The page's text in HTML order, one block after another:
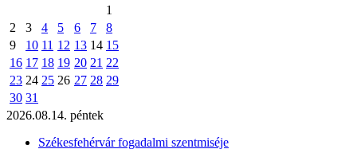
1
2
3 4 5 6 7
8
9
10 11 12 13 14 15
16 17 18 19 20 21 22
23 24 25 26 27 28 29
30 31
2026.08.14. péntek
Székesfehérvár fogadalmi szentmiséje